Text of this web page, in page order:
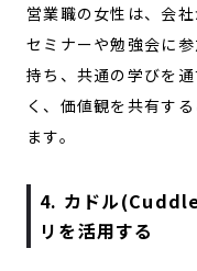
営業職の女性は、会
セミナーや勉強会に
持ち、共通の学びを
く、価値観を共有す
ます。
4. カドル
リを活用する